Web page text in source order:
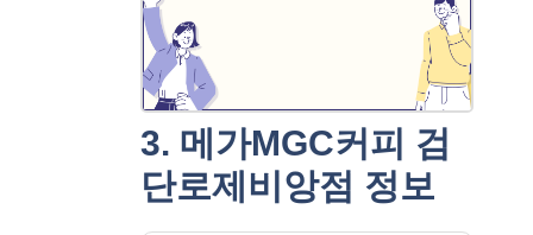
3. 메가MGC커피 검
단로제비앙점 정보